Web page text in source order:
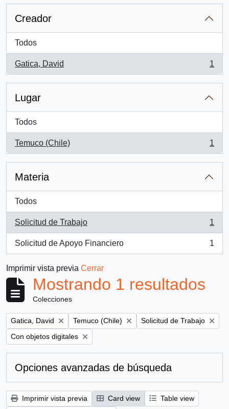
Creador
Todos
Gatica, David
, 1 resultados
1
Lugar
Todos
Temuco (Chile)
, 1 resultados
1
Materia
Todos
Solicitud de Trabajo
, 1 resultados
1
Solicitud de Apoyo Financiero
, 1 resultados
1
Imprimir vista previa Cerrar
Mostrando 1 resultados
Colecciones
Remove filter:
Gatica, David Remove filter:
Temuco (Chile) Remove filter:
Solicitud de Trabajo
Remove filter:
Con objetos digitales
Opciones avanzadas de búsqueda
Imprimir vista previa Card view
Table view